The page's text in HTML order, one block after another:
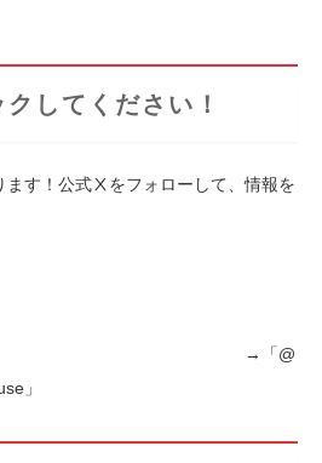
してください！
ます！公式Ⅹをフォローして、情報を
ください！！
@
」